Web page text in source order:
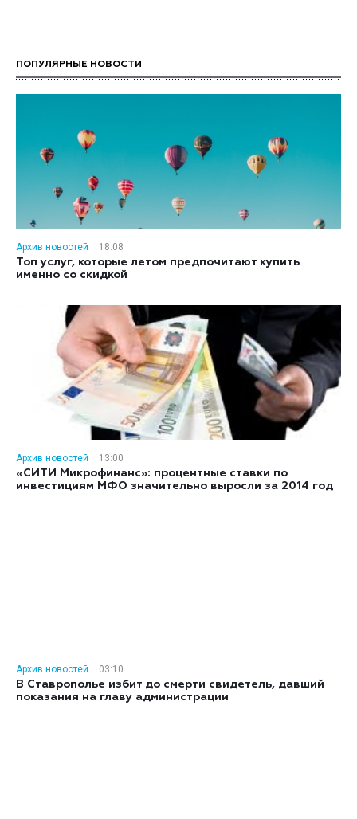
ПОПУЛЯРНЫЕ НОВОСТИ
Архив новостей
18:08
Топ услуг, которые летом предпочитают купить
именно со скидкой
Архив новостей
13:00
«СИТИ Микрофинанс»: процентные ставки по
инвестициям МФО значительно выросли за 2014 год
Архив новостей
03:10
В Ставрополье избит до смерти свидетель, давший
показания на главу администрации